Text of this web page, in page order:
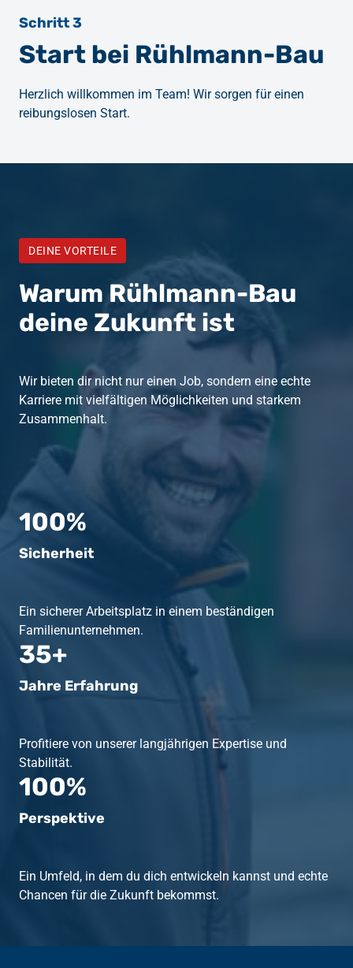
Schritt 3
Start bei Rühlmann-Bau
Herzlich willkommen im Team! Wir sorgen für einen
reibungslosen Start.
DEINE VORTEILE
Warum Rühlmann-Bau
deine Zukunft ist
Wir bieten dir nicht nur einen Job, sondern eine echte
Karriere mit vielfältigen Möglichkeiten und starkem
Zusammenhalt.
100%
Sicherheit
Ein sicherer Arbeitsplatz in einem beständigen
Familienunternehmen.
35+
Jahre Erfahrung
Profitiere von unserer langjährigen Expertise und
Stabilität.
100%
Perspektive
Ein Umfeld, in dem du dich entwickeln kannst und echte
Chancen für die Zukunft bekommst.